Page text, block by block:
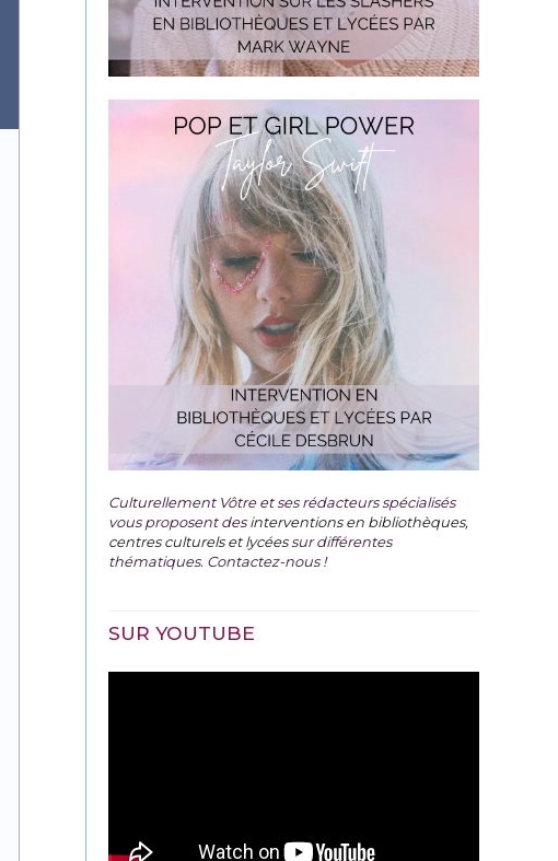
Culturellement Vôtre et ses rédacteurs spécialisés
vous proposent desinterventions en bibliothèques,
centres culturels et lycéessur différentes
thématiques. Contactez-nous !
SUR YOUTUBE